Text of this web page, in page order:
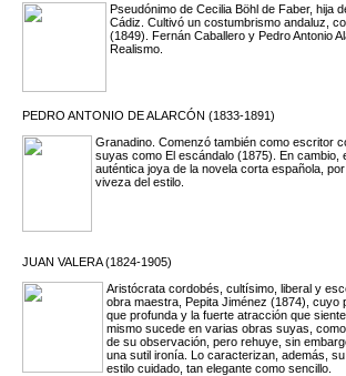
Pseudónimo de Cecilia Böhl de Faber, hija
Cádiz. Cultivó un costumbrismo andaluz,
(1849). Fernán Caballero y Pedro Antonio
Realismo.
PEDRO ANTONIO DE ALARCÓN (1833-1891)
Granadino. Comenzó también como escritor
suyas como El escándalo (1875). En cambio,
auténtica joya de la novela corta española,
viveza del estilo.
JUAN VALERA (1824-1905)
Aristócrata cordobés, cultísimo, liberal y
obra maestra, Pepita Jiménez (1874),
que profunda y la fuerte atracción que
mismo sucede en varias obras suyas,
de su observación, pero rehuye, sin
una sutil ironía. Lo caracterizan, además,
estilo cuidado, tan elegante como sencillo.